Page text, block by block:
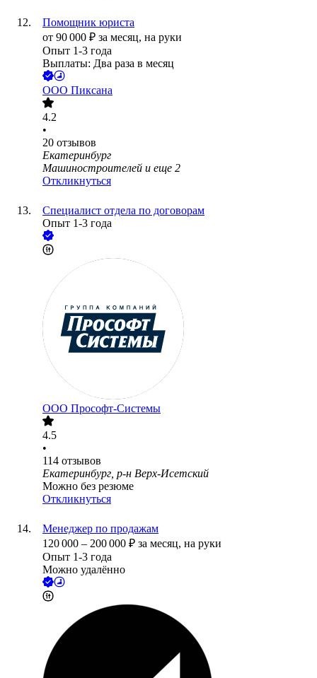
Помощник юриста
от 90 000 ₽ за месяц, на руки
Опыт 1-3 года
Выплаты: Два раза в месяц
ООО Пиксана
4.2
•
20 отзывов
Екатеринбург
Машиностроителей и еще 2
Откликнуться
Специалист отдела по договорам
Опыт 1-3 года
ООО Прософт-Системы
4.5
•
114 отзывов
Екатеринбург, р-н Верх-Исетский
Можно без резюме
Откликнуться
Менеджер по продажам
120 000 – 200 000 ₽ за месяц, на руки
Опыт 1-3 года
Можно удалённо